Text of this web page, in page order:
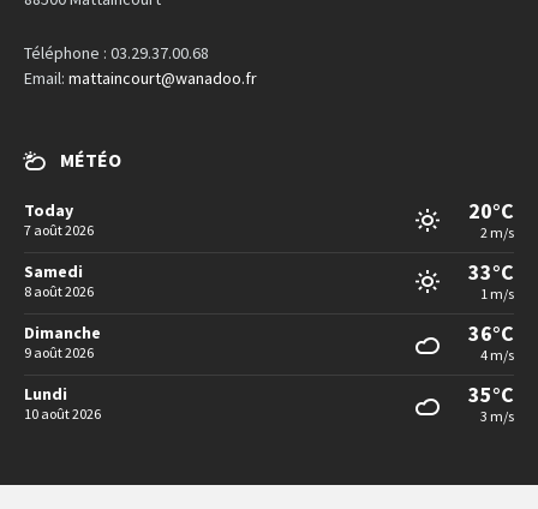
Téléphone : 03.29.37.00.68
Email: mattaincourt@wanadoo.fr
MÉTÉO
Today
7 août 2026
20°C
2 m/s
Samedi
8 août 2026
33°C
1 m/s
Dimanche
9 août 2026
36°C
4 m/s
Lundi
10 août 2026
35°C
3 m/s